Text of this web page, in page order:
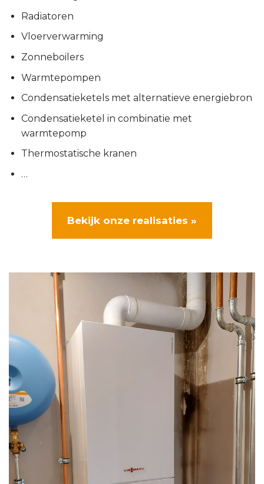
Radiatoren
Vloerverwarming
Zonneboilers
Warmtepompen
Condensatieketels met alternatieve energiebron
Condensatieketel in combinatie met
warmtepomp
Thermostatische kranen
…
Bekijk onze realisaties »